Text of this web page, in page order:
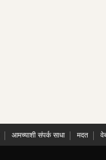
आमच्याशी संपर्क साधा मदत